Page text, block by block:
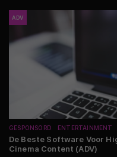
ADV
GESPONSORD ENTERTAINMENT
De Beste Software Voor
Cinema Content (ADV)